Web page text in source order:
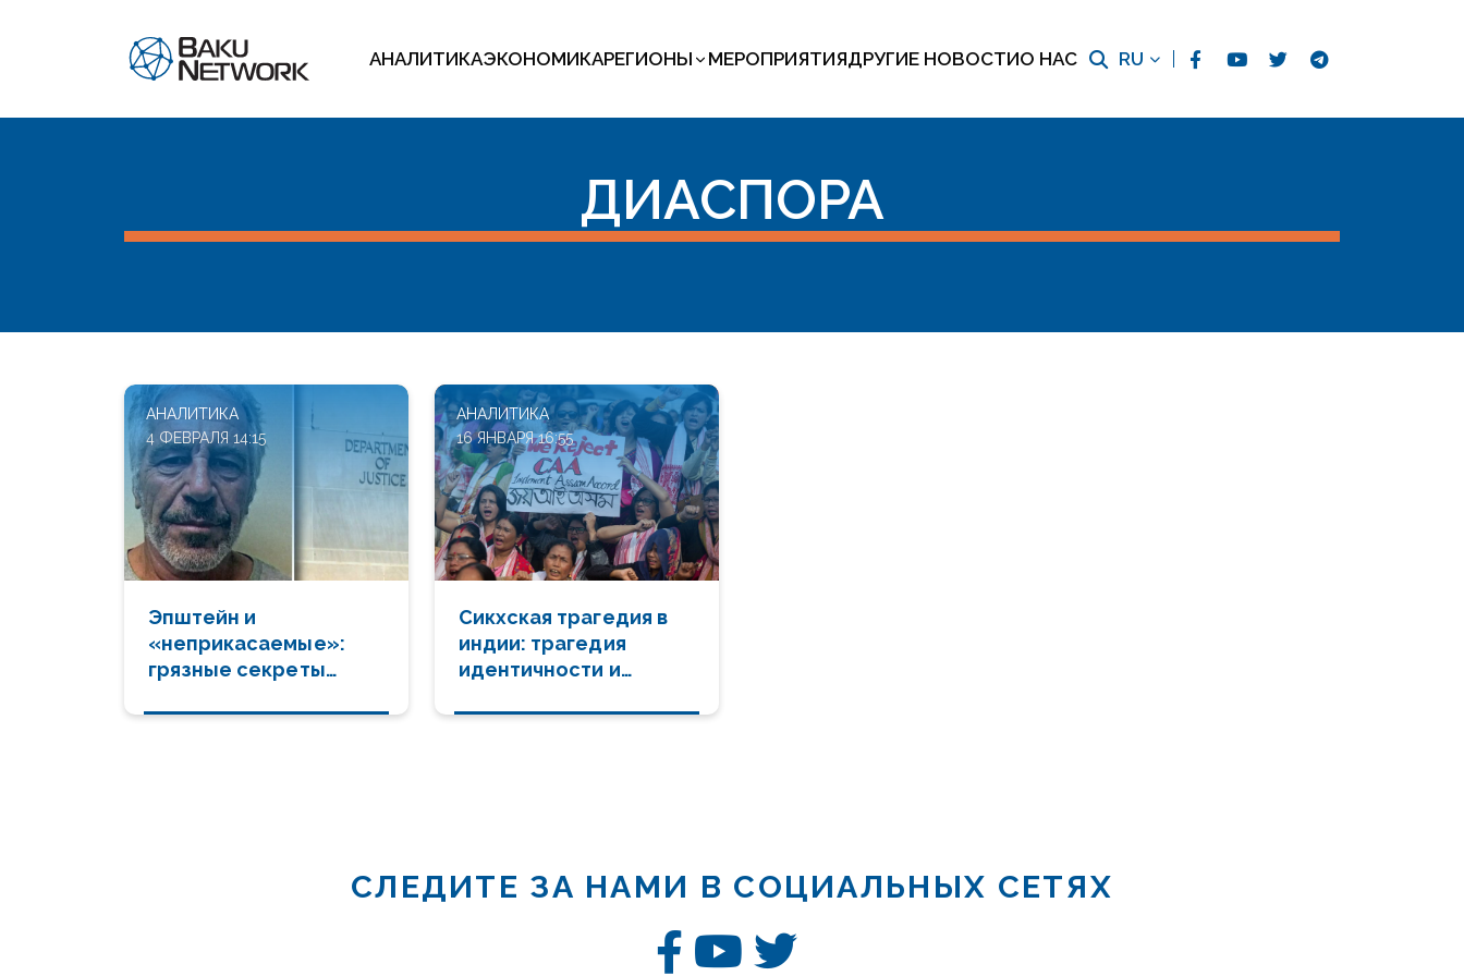
АНАЛИТИКАЭКОНОМИКАРЕГИОНЫ МЕРОПРИЯТИЯДРУГИЕ НОВОСТИО НАС RU
ДИАСПОРА
АНАЛИТИКА
4 ФЕВРАЛЯ 14:15
Эпштейн и
«неприкасаемые»:
грязные секреты
след
АНАЛИТИКА
16 ЯНВАРЯ 16:55
Сикхская трагедия в
индии: трагедия
идентичности и
СЛЕДИТЕ ЗА НАМИ В СОЦИАЛЬНЫХ СЕТЯХ